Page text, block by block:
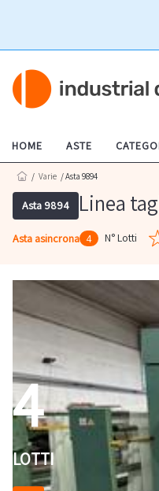
HOME ASTE
/ Varie / Asta 9894
Asta 9894 Linea
Asta asincrona 4 N° Lotti
4
LOTTI